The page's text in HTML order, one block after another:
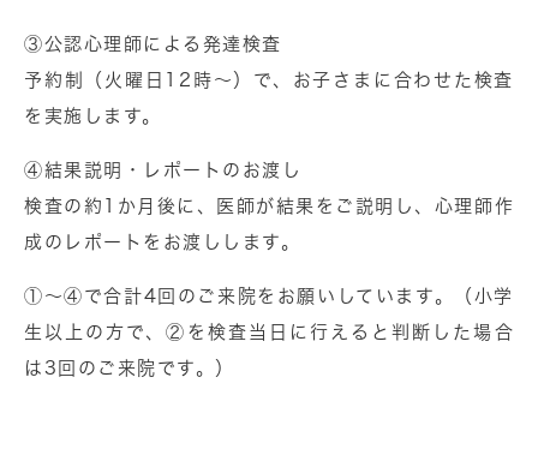
③公認心理師による発達検査
予約制（火曜日12時〜）で、お子さまに合わせた検査
を実施します。
④結果説明・レポートのお渡し
検査の約1か月後に、医師が結果をご説明し、心理師作
成のレポートをお渡しします。
①〜④で合計4回のご来院をお願いしています。（小学
生以上の方で、②を検査当日に行えると判断した場合
は3回のご来院です。）